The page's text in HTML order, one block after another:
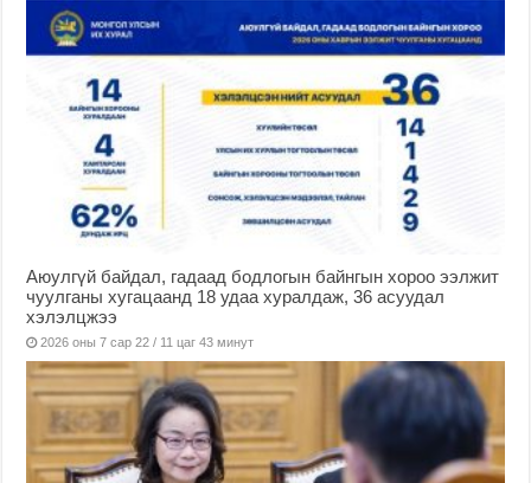
Аюулгүй байдал, гадаад бодлогын байнгын хороо ээлжит
чуулганы хугацаанд 18 удаа хуралдаж, 36 асуудал
хэлэлцжээ
2026 оны 7 сар 22 / 11 цаг 43 минут